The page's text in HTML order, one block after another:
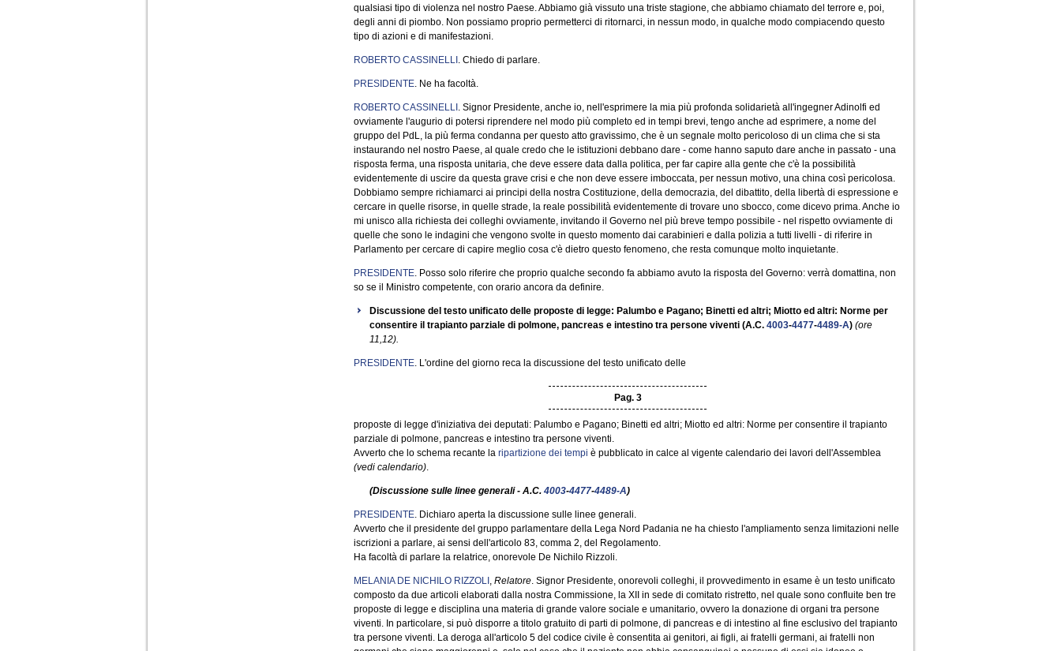
qualsiasi tipo di violenza nel nostro Paese. Abbiamo già vissuto una triste stagione, che abbiamo chiamato del terrore e, poi,
degli anni di piombo. Non possiamo proprio permetterci di ritornarci, in nessun modo, in qualche modo compiacendo questo
tipo di azioni e di manifestazioni.
ROBERTO CASSINELLI . Chiedo di parlare.
PRESIDENTE. Ne ha facoltà.
ROBERTO CASSINELLI . Signor Presidente, anche io, nell'esprimere la mia più profonda solidarietà all'ingegner Adinolfi ed
ovviamente l'augurio di potersi riprendere nel modo più completo ed in tempi brevi, tengo anche ad esprimere, a nome del
gruppo del PdL, la più ferma condanna per questo atto gravissimo, che è un segnale molto pericoloso di un clima che si sta
instaurando nel nostro Paese, al quale credo che le istituzioni debbano dare - come hanno saputo dare anche in passato - una
risposta ferma, una risposta unitaria, che deve essere data dalla politica, per far capire alla gente che c'è la possibilità
evidentemente di uscire da questa grave crisi e che non deve essere imboccata, per nessun motivo, una china così pericolosa.
Dobbiamo sempre richiamarci ai principi della nostra Costituzione, della democrazia, del dibattito, della libertà di espressione e
cercare in quelle risorse, in quelle strade, la reale possibilità evidentemente di trovare uno sbocco, come dicevo prima. Anche io
mi unisco alla richiesta dei colleghi ovviamente, invitando il Governo nel più breve tempo possibile - nel rispetto ovviamente di
quelle che sono le indagini che vengono svolte in questo momento dai carabinieri e dalla polizia a tutti livelli - di riferire in
Parlamento per cercare di capire meglio cosa c'è dietro questo fenomeno, che resta comunque molto inquietante.
PRESIDENTE. Posso solo riferire che proprio qualche secondo fa abbiamo avuto la risposta del Governo: verrà domattina, non
so se il Ministro competente, con orario ancora da definire.
Discussione del testo unificato delle proposte di legge: Palumbo e Pagano; Binetti ed altri; Miotto ed altri: Norme per
consentire il trapianto parziale di polmone, pancreas e intestino tra persone viventi (A.C. 4003-4477-4489-A) (ore
11,12).
PRESIDENTE. L'ordine del giorno reca la discussione del testo unificato delle
Pag. 3
proposte di legge d'iniziativa dei deputati: Palumbo e Pagano; Binetti ed altri; Miotto ed altri: Norme per consentire il trapianto
parziale di polmone, pancreas e intestino tra persone viventi.
Avverto che lo schema recante la ripartizione dei tempi è pubblicato in calce al vigente calendario dei lavori dell'Assemblea
(vedi calendario).
(Discussione sulle linee generali - A.C. 4003-4477-4489-A)
PRESIDENTE. Dichiaro aperta la discussione sulle linee generali.
Avverto che il presidente del gruppo parlamentare della Lega Nord Padania ne ha chiesto l'ampliamento senza limitazioni nelle
iscrizioni a parlare, ai sensi dell'articolo 83, comma 2, del Regolamento.
Ha facoltà di parlare la relatrice, onorevole De Nichilo Rizzoli.
MELANIA DE NICHILO RIZZOLI , Relatore. Signor Presidente, onorevoli colleghi, il provvedimento in esame è un testo unificato
composto da due articoli elaborati dalla nostra Commissione, la XII in sede di comitato ristretto, nel quale sono confluite ben tre
proposte di legge e disciplina una materia di grande valore sociale e umanitario, ovvero la donazione di organi tra persone
viventi. In particolare, si può disporre a titolo gratuito di parti di polmone, di pancreas e di intestino al fine esclusivo del trapianto
tra persone viventi. La deroga all'articolo 5 del codice civile è consentita ai genitori, ai figli, ai fratelli germani, ai fratelli non